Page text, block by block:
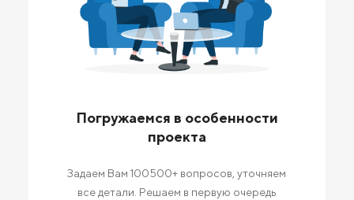
Погружаемся в особенности
проекта
Задаем Вам 100500+ вопросов, уточняем
все детали. Решаем в первую очередь